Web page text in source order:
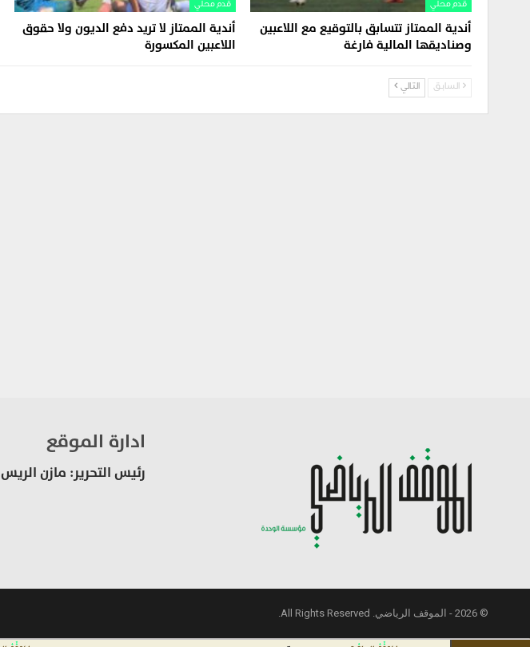
قدم محلي
أندية الممتاز تتسابق بالتوقيع مع اللاعبين
وصناديقها المالية فارغة
قدم محلي
أندية الممتاز لا تريد دفع الديون ولا حقوق
اللاعبين المكسورة
السابق التالي
ادارة الموقع
رئيس التحرير: مازن الريس
© 2026 - الموقف الرياضي. All Rights Reserved.